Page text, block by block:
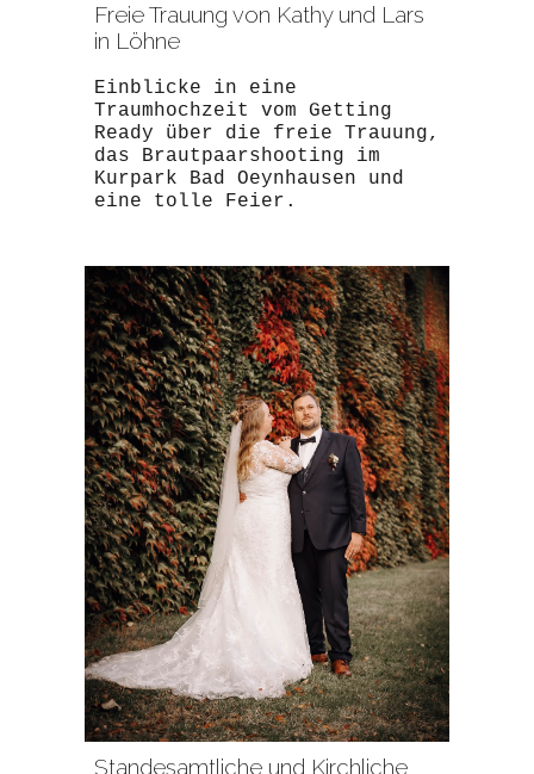
Freie Trauung von Kathy und Lars
in Löhne
Einblicke in eine
Traumhochzeit vom Getting
Ready über die freie Trauung,
das Brautpaarshooting im
Kurpark Bad Oeynhausen und
eine tolle Feier.
Standesamtliche und Kirchliche